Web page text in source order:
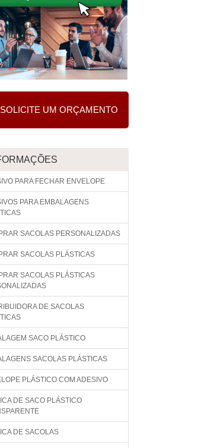
SOLICITE UM ORÇAMENTO
PARA FECHAR ENVELOPE
PARA EMBALAGENS
SACOLAS PERSONALIZADAS
SACOLAS PLÁSTICAS
SACOLAS PLÁSTICAS
DE SACOLAS
SACO PLÁSTICO
SACOLAS PLÁSTICAS
PLÁSTICO COM ADESIVO
DE SACO PLÁSTICO
DE SACOLAS